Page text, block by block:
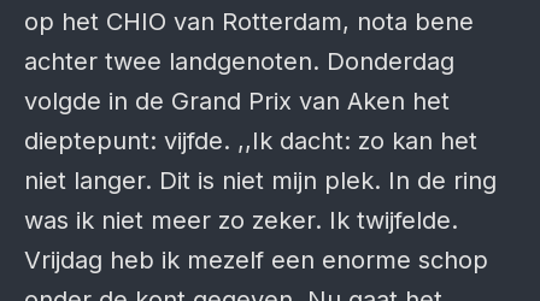
op het CHIO van Rotterdam, nota bene
achter twee landgenoten. Donderdag
volgde in de Grand Prix van Aken het
dieptepunt: vijfde. ,,Ik dacht: zo kan het
niet langer. Dit is niet mijn plek. In de ring
was ik niet meer zo zeker. Ik twijfelde.
Vrijdag heb ik mezelf een enorme schop